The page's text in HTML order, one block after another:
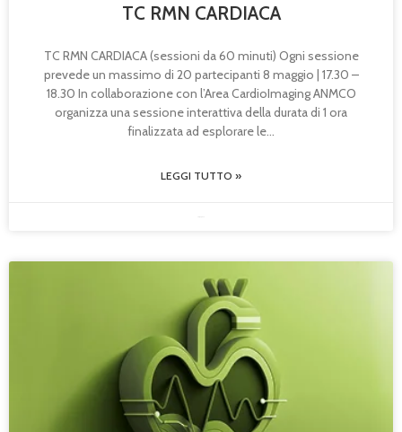
TC RMN CARDIACA
TC RMN CARDIACA (sessioni da 60 minuti) Ogni sessione
prevede un massimo di 20 partecipanti 8 maggio | 17.30 –
18.30 In collaborazione con l’Area CardioImaging ANMCO
organizza una sessione interattiva della durata di 1 ora
finalizzata ad esplorare le
LEGGI TUTTO »